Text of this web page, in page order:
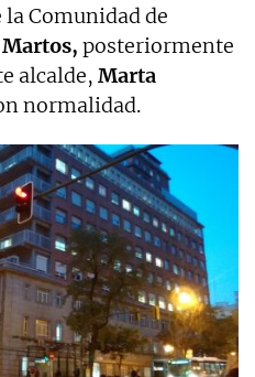
la Comunidad de
Martos, posteriormente
alcalde, Marta
normalidad.